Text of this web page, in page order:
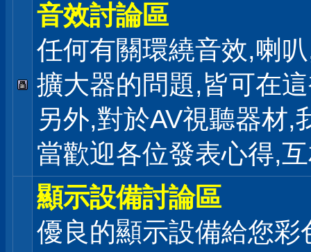
音效討論區
任何有關環繞音效,喇
擴大器的問題,皆可在
另外,對於AV視聽器材,
當歡迎各位發表心得,
顯示設備討論區
優良的顯示設備給您彩